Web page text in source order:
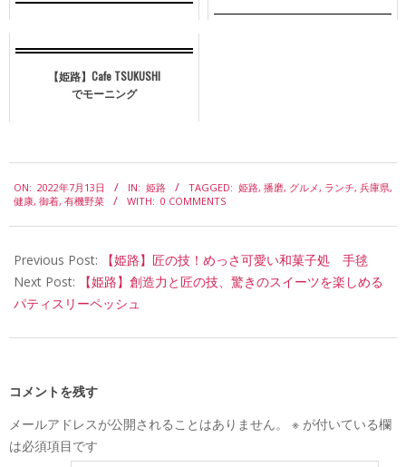
【姫路】Cafe TSUKUSHI
でモーニング
07-
ON: 2022年7月13日 IN: 姫路 TAGGED: 姫路, 播磨, グルメ, ランチ, 兵庫県,
健康, 御着, 有機野菜 WITH: 0 COMMENTS
Previous Post:
【姫路】匠の技！めっさ可愛い和菓子処 手毬
Next Post:
【姫路】創造力と匠の技、驚きのスイーツを楽しめる
パティスリーペッシュ
コメントを残す
メールアドレスが公開されることはありません。
※ が付いている欄
は必須項目です